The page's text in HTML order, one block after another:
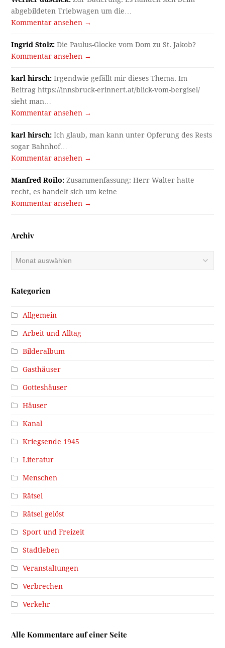
abgebildeten Triebwagen um die…
Kommentar ansehen →
Ingrid Stolz: Die Paulus-Glocke vom Dom zu St. Jakob?
Kommentar ansehen →
karl hirsch: Irgendwie gefällt mir dieses Thema. Im
Beitrag https://innsbruck-erinnert.at/blick-vom-bergisel/
sieht man…
Kommentar ansehen →
karl hirsch: Ich glaub, man kann unter Opferung des Rests
sogar Bahnhof…
Kommentar ansehen →
Manfred Roilo: Zusammenfassung: Herr Walter hatte
recht, es handelt sich um keine…
Kommentar ansehen →
Archiv
Kategorien
Allgemein
Arbeit und Alltag
Bilderalbum
Gasthäuser
Gotteshäuser
Häuser
Kanal
Kriegsende 1945
Literatur
Menschen
Rätsel
Rätsel gelöst
Sport und Freizeit
Stadtleben
Veranstaltungen
Verbrechen
Verkehr
Alle Kommentare auf einer Seite